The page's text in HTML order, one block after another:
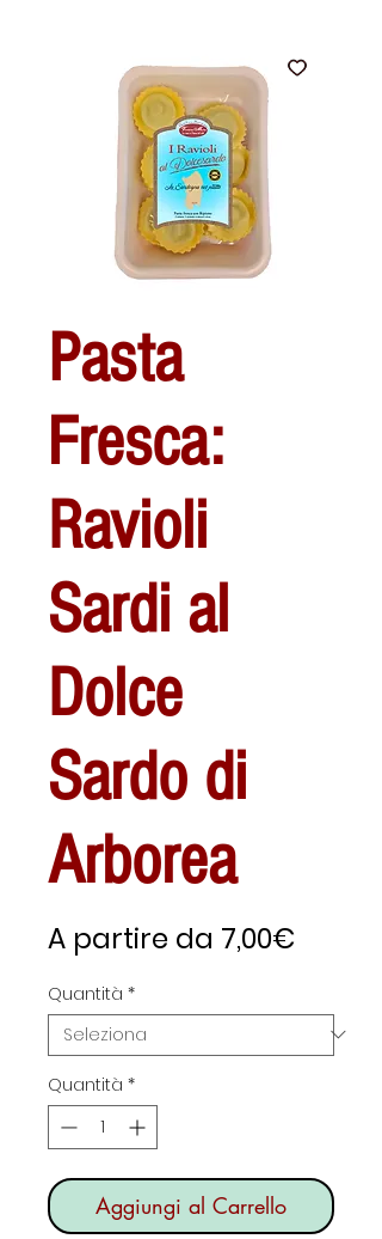
Pasta
Fresca:
Ravioli
Sardi al
Dolce
Sardo di
Arborea
A partire da 7,00€
Quantità *
Quantità *
Aggiungi al Carrello